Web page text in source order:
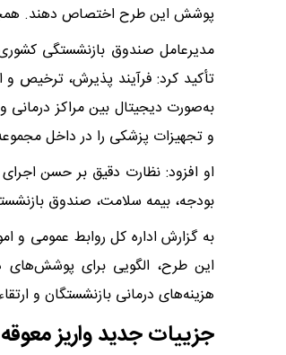
پوشش این طرح اختصاص دهند. همچنین
تأکید کرد: فرآیند پذیرش، ترخیص و
به‌صورت دیجیتال بین مراکز
و تجهیزات پزشکی را در داخل
او افزود: نظارت دقیق بر حسن
بودجه، بیمه سلامت، صندوق
به گزارش اداره کل روابط عمومی و
این طرح، الگویی برای پوشش‌های
هزینه‌های درمانی بازنشستگان و
جزییات جدید واریز